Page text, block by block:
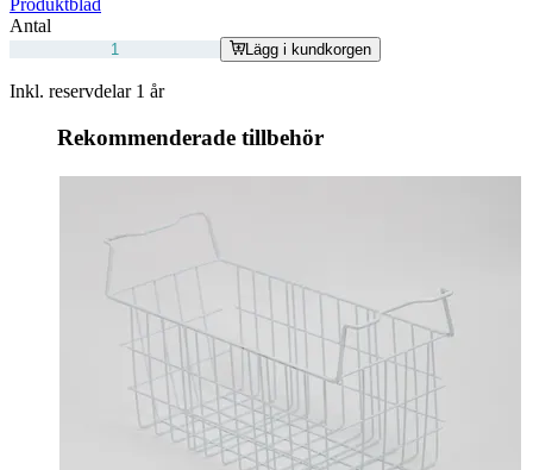
Produktblad
Antal
Lägg i kundkorgen
Inkl. reservdelar 1 år
Rekommenderade tillbehör